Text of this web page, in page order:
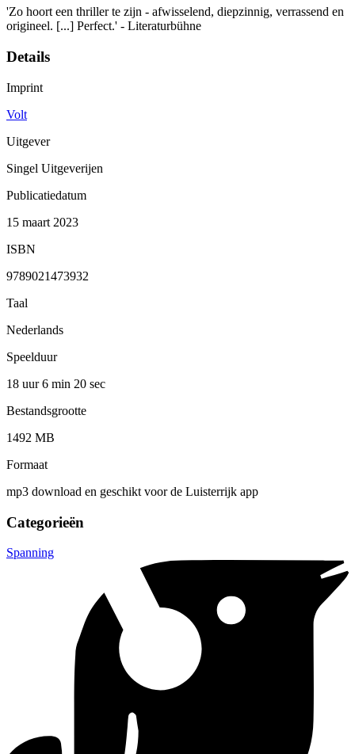
'Zo hoort een thriller te zijn - afwisselend, diepzinnig, verrassend en
origineel. [...] Perfect.' - Literaturbühne
Details
Imprint
Volt
Uitgever
Singel Uitgeverijen
Publicatiedatum
15 maart 2023
ISBN
9789021473932
Taal
Nederlands
Speelduur
18 uur 6 min 20 sec
Bestandsgrootte
1492 MB
Formaat
mp3 download en geschikt voor de Luisterrijk app
Categorieën
Spanning